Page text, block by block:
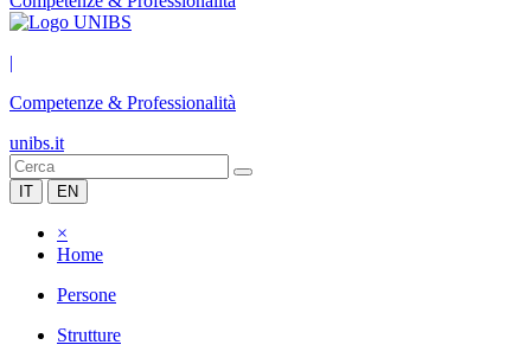
|
Competenze & Professionalità
unibs.it
IT EN
×
Home
Persone
Strutture